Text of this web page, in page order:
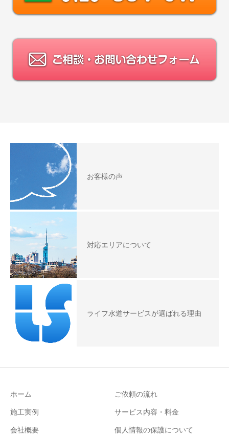
お客様の声
対応エリアについて
ライフ水道サービスが選ばれる理由
ホーム
ご依頼の流れ
施工実例
サービス内容・料金
会社概要
個人情報の保護について